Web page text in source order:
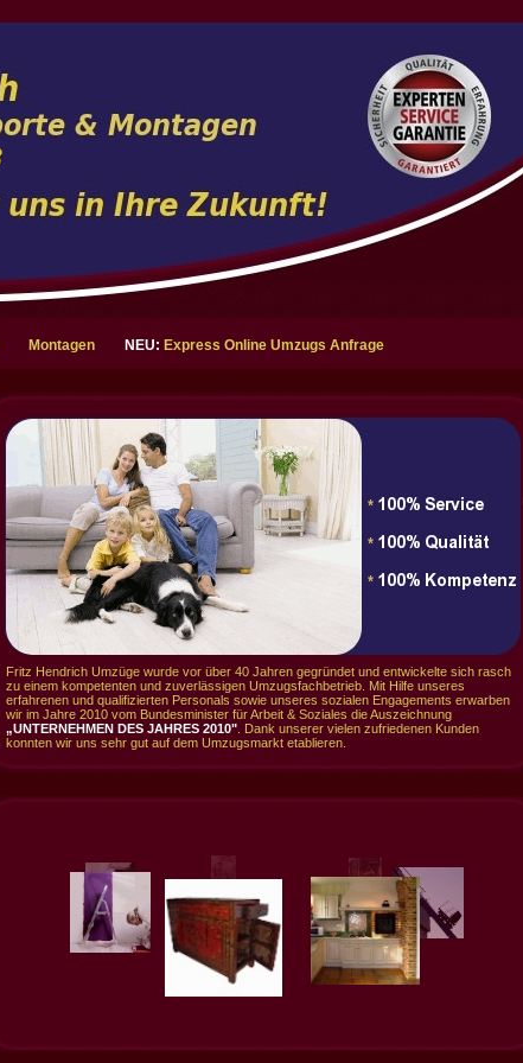
Montagen NEU: Express Online Umzugs Anfrage
Fritz Hendrich Umzüge wurde vor über 40 Jahren gegründet und entwickelte sich rasch
zu einem kompetenten und zuverlässigen Umzugsfachbetrieb. Mit Hilfe unseres
erfahrenen und qualifizierten Personals sowie unseres sozialen Engagements erwarben
wir im Jahre 2010 vom Bundesminister für Arbeit & Soziales die Auszeichnung
„UNTERNEHMEN DES JAHRES 2010" . Dank unserer vielen zufriedenen Kunden
konnten wir uns sehr gut auf dem Umzugsmarkt etablieren.